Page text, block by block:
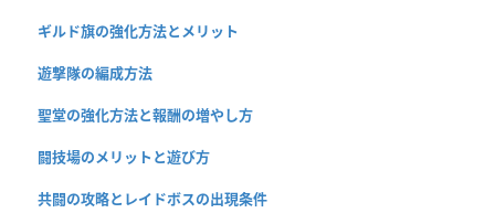
ギルド旗の強化方法とメリット
遊撃隊の編成方法
聖堂の強化方法と報酬の増やし方
闘技場のメリットと遊び方
共闘の攻略とレイドボスの出現条件